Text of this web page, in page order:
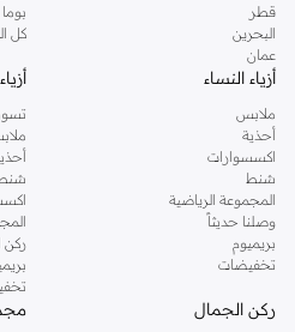
قطر
البحرين
عمان
بوما
كل
أزياء النساء
ملابس
أحذية
اكسسوارات
شنط
المجموعة الرياضية
وصلنا حديثاً
بريميوم
تخفيضات
ركن
ركن الجمال